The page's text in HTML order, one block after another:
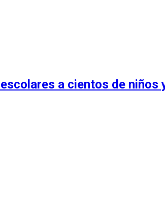
a cientos de